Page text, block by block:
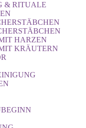
& RITUALE
HARZEN
KRÄUTERN